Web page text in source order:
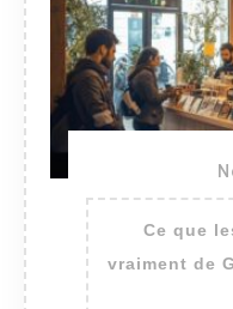
Ce que
vraiment de